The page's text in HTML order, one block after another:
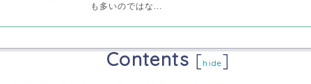
も多いのではな...
Contents [hide]